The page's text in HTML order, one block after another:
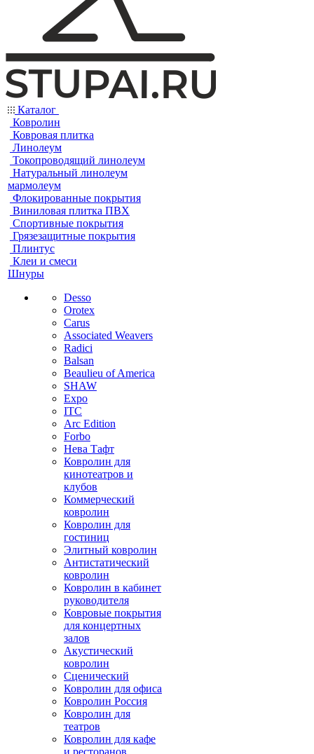
Каталог
Ковролин
Ковровая плитка
Линолеум
Токопроводящий линолеум
Натуральный линолеум
мармолеум
Флокированные покрытия
Виниловая плитка ПВХ
Спортивные покрытия
Грязезащитные покрытия
Плинтус
Клеи и смеси
Шнуры
Desso
Orotex
Carus
Associated Weavers
Radici
Balsan
Beaulieu of America
SHAW
Expo
ITC
Arc Edition
Forbo
Нева Тафт
Ковролин для
кинотеатров и
клубов
Коммерческий
ковролин
Ковролин для
гостиниц
Элитный ковролин
Антистатический
ковролин
Ковролин в кабинет
руководителя
Ковровые покрытия
для концертных
залов
Акустический
ковролин
Сценический
Ковролин для офиса
Ковролин Россия
Ковролин для
театров
Ковролин для кафе
и ресторанов